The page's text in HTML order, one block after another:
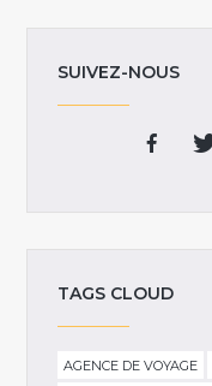
SUIVEZ-NOUS
TAGS CLOUD
AGENCE DE VOYAGE